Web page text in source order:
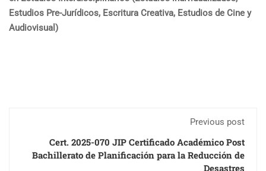
Estudios Pre-Jurídicos, Escritura Creativa, Estudios de Cine y
Audiovisual)
Previous post
Cert. 2025-070 JIP Certificado Académico Post
Bachillerato de Planificación para la Reducción de
Desastres